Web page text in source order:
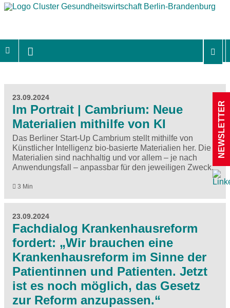
23.09.2024
Im Portrait | Cambrium: Neue
Materialien mithilfe von KI
Das Berliner Start-Up Cambrium stellt mithilfe von
Künstlicher Intelligenz bio-basierte Materialien her. Die
Materialien sind nachhaltig und vor allem – je nach
Anwendungsfall – anpassbar für den jeweiligen Zweck.
3 Min
23.09.2024
Fachdialog Krankenhausreform
fordert: „Wir brauchen eine
Krankenhausreform im Sinne der
Patientinnen und Patienten. Jetzt
ist es noch möglich, das Gesetz
zur Reform anzupassen.“
NEWSLETTER